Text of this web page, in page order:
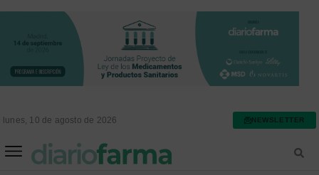
lunes, 10 de agosto de 2026 NEWSLETTER